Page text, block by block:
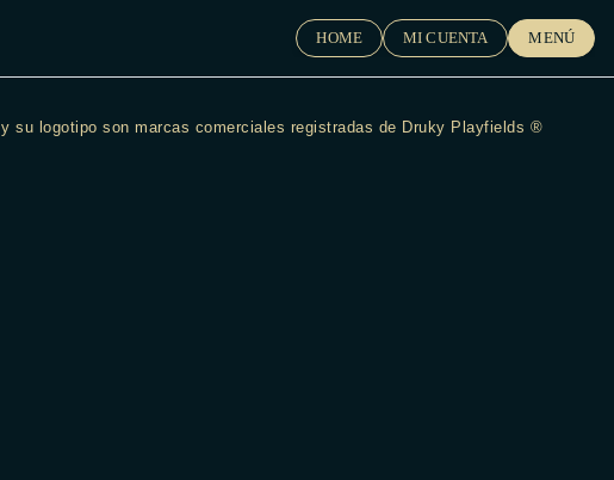
HOME MI CUENTA MENÚ
su logotipo son marcas comerciales registradas de Druky Playfields ®